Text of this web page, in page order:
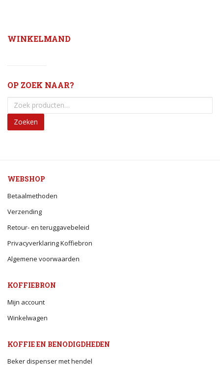
WINKELMAND
OP ZOEK NAAR?
Zoeken
WEBSHOP
Betaalmethoden
Verzending
Retour- en teruggavebeleid
Privacyverklaring Koffiebron
Algemene voorwaarden
KOFFIEBRON
Mijn account
Winkelwagen
KOFFIE EN BENODIGDHEDEN
Beker dispenser met hendel